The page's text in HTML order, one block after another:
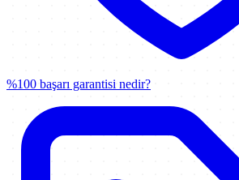
%100 başarı garantisi nedir?